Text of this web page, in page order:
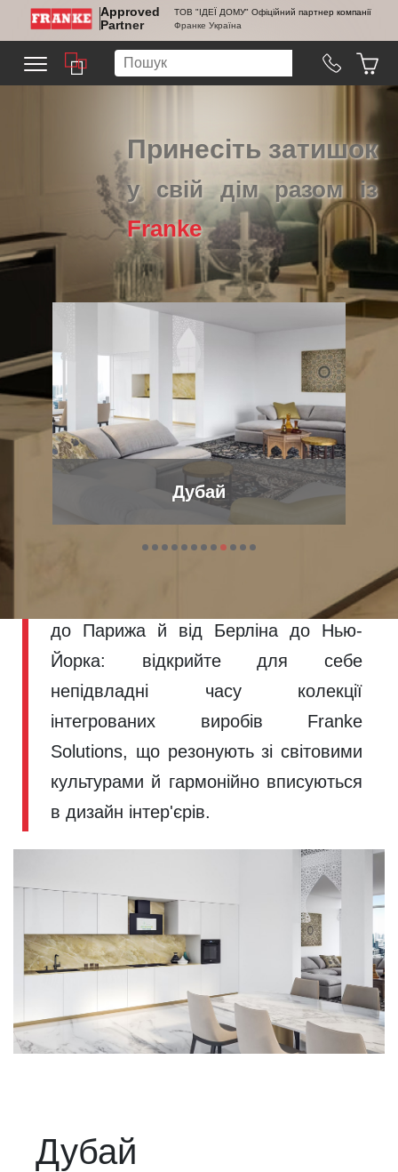
Approved
Partner
ТОВ "ІДЕЇ ДОМУ" Офіційний партнер компанії
Франке Україна
Принесіть затишок
у свій дім разом із
Franke
Дубай
Franke надихає по
всьому світу
світових столиць дизайну. Від Мілана
до Парижа й від Берліна до Нью-
Йорка: відкрийте для себе
непідвладні часу колекції
інтегрованих виробів Franke
Solutions, що резонують зі світовими
культурами й гармонійно вписуються
в дизайн інтер'єрів.
Дубай